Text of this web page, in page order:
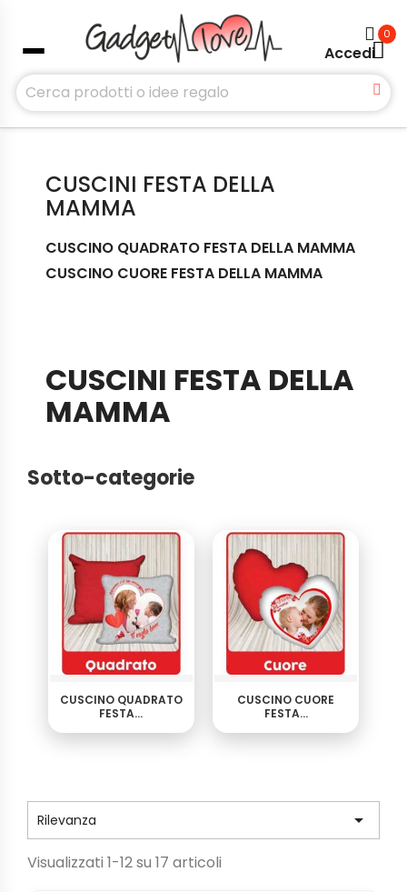
Accedi
0
CUSCINI FESTA DELLA
MAMMA
CUSCINO QUADRATO FESTA DELLA MAMMA
CUSCINO CUORE FESTA DELLA MAMMA
CUSCINI FESTA DELLA
MAMMA
Sotto-categorie
CUSCINO QUADRATO
FESTA...
CUSCINO CUORE
FESTA...
Rilevanza 
Visualizzati 1-12 su 17 articoli